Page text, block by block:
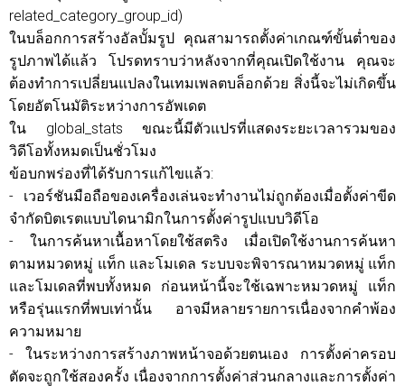
related_category_group_id)
ในบล็อกการสร้างอัลบั้มรูป คุณสามารถตั้งค่าเกณฑ์ขั้นต่ำของ
รูปภาพได้แล้ว โปรดทราบว่าหลังจากที่คุณเปิดใช้งาน คุณจะ
ต้องทำการเปลี่ยนแปลงในเทมเพลตบล็อกด้วย สิ่งนี้จะไม่เกิดขึ้น
โดยอัตโนมัติระหว่างการอัพเดต
ใน global_stats ขณะนี้มีตัวแปรที่แสดงระยะเวลารวมของ
วิดีโอทั้งหมดเป็นชั่วโมง
ข้อบกพร่องที่ได้รับการแก้ไขแล้ว:
- เวอร์ชันมือถือของเครื่องเล่นจะทำงานไม่ถูกต้องเมื่อตั้งค่าขีด
จำกัดบิตเรตแบบไดนามิกในการตั้งค่ารูปแบบวิดีโอ
- ในการค้นหาเนื้อหาโดยใช้สตริง เมื่อเปิดใช้งานการค้นหา
ตามหมวดหมู่ แท็ก และโมเดล ระบบจะพิจารณาหมวดหมู่ แท็ก
และโมเดลที่พบทั้งหมด ก่อนหน้านี้จะใช้เฉพาะหมวดหมู่ แท็ก
หรือรุ่นแรกที่พบเท่านั้น อาจมีหลายรายการเนื่องจากคำพ้อง
ความหมาย
- ในระหว่างการสร้างภาพหน้าจอด้วยตนเอง การตั้งค่าครอบ
ตัดจะถูกใช้สองครั้ง เนื่องจากการตั้งค่าส่วนกลางและการตั้งค่า